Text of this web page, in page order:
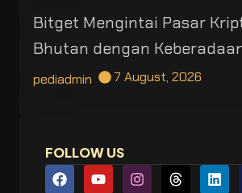
Bitget Mengintai Pasar
Bhutan dengan
pediadmin 7 August, 2026
FOLLOW US